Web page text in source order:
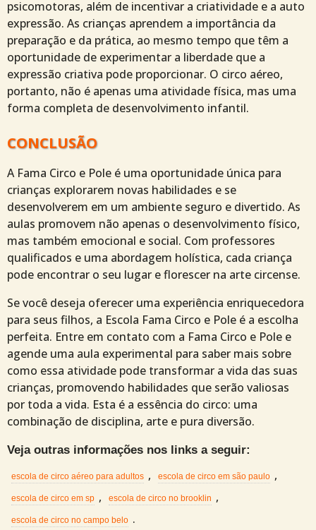
psicomotoras, além de incentivar a criatividade e a auto
expressão. As crianças aprendem a importância da
preparação e da prática, ao mesmo tempo que têm a
oportunidade de experimentar a liberdade que a
expressão criativa pode proporcionar. O circo aéreo,
portanto, não é apenas uma atividade física, mas uma
forma completa de desenvolvimento infantil.
CONCLUSÃO
A Fama Circo e Pole é uma oportunidade única para
crianças explorarem novas habilidades e se
desenvolverem em um ambiente seguro e divertido. As
aulas promovem não apenas o desenvolvimento físico,
mas também emocional e social. Com professores
qualificados e uma abordagem holística, cada criança
pode encontrar o seu lugar e florescer na arte circense.
Se você deseja oferecer uma experiência enriquecedora
para seus filhos, a Escola Fama Circo e Pole é a escolha
perfeita. Entre em contato com a Fama Circo e Pole e
agende uma aula experimental para saber mais sobre
como essa atividade pode transformar a vida das suas
crianças, promovendo habilidades que serão valiosas
por toda a vida. Esta é a essência do circo: uma
combinação de disciplina, arte e pura diversão.
Veja outras informações nos links a seguir:
escola de circo aéreo para adultos , escola de circo em são paulo ,
escola de circo em sp , escola de circo no brooklin ,
escola de circo no campo belo .